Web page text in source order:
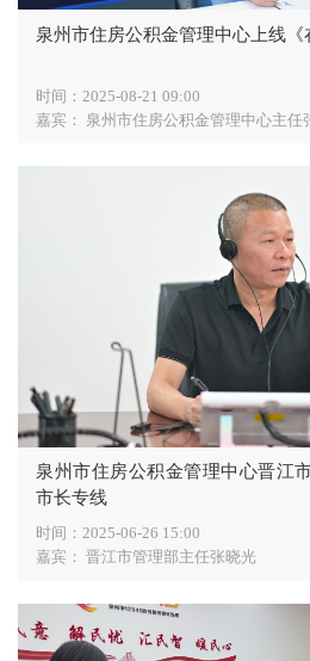
泉州市住房公积金管理中心上线《
时间： 2025-08-21 09:00
嘉宾：
泉州市住房公积金管理中心主任张兴水、副主任林琳、归集使用科科长许毅泓、贷款管理科科长黄鸿、信息技术科科长陈大璋、财务核算科科长陈昆城、监督监察科科长周丽琴、市区管理部主任洪倩, 泉州市住房公积金
泉州市住房公积金管理中心晋江
市长专线
时间：2025-06-26 15:00
嘉宾： 晋江市管理部主任张晓光